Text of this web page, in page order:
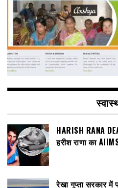
HARISH RANA
हरीश राणा का
रेखा गुप्ता सरकार में